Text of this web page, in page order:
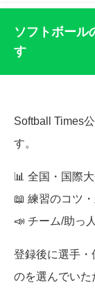
ソフトボール
す
Softball Times
す。
📊 全国・国際
📖 練習のコツ
📣 チーム/助っ
登録後に選手・
のを選んでいた